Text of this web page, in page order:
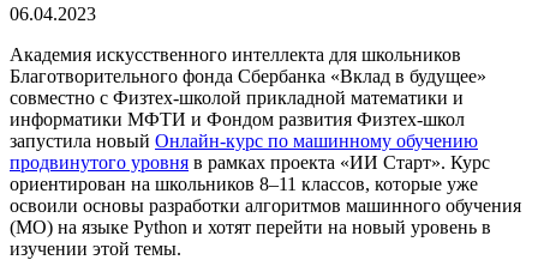
06.04.2023
Академия искусственного интеллекта для школьников
Благотворительного фонда Сбербанка «Вклад в будущее»
совместно с Физтех-школой прикладной математики и
информатики МФТИ и Фондом развития Физтех-школ
запустила новый Онлайн-курс по машинному обучению
продвинутого уровня в рамках проекта «ИИ Старт». Курс
ориентирован на школьников 8–11 классов, которые уже
освоили основы разработки алгоритмов машинного обучения
(МО) на языке Python и хотят перейти на новый уровень в
изучении этой темы.